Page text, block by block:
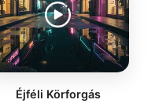
Éjféli Körforgás